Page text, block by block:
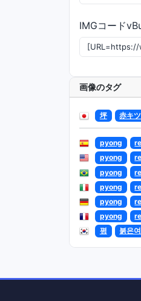
IMGコード
画像のタグ
坪 赤キ
pyong
pyong
pyong
pyong
pyong
pyong
평
붉은